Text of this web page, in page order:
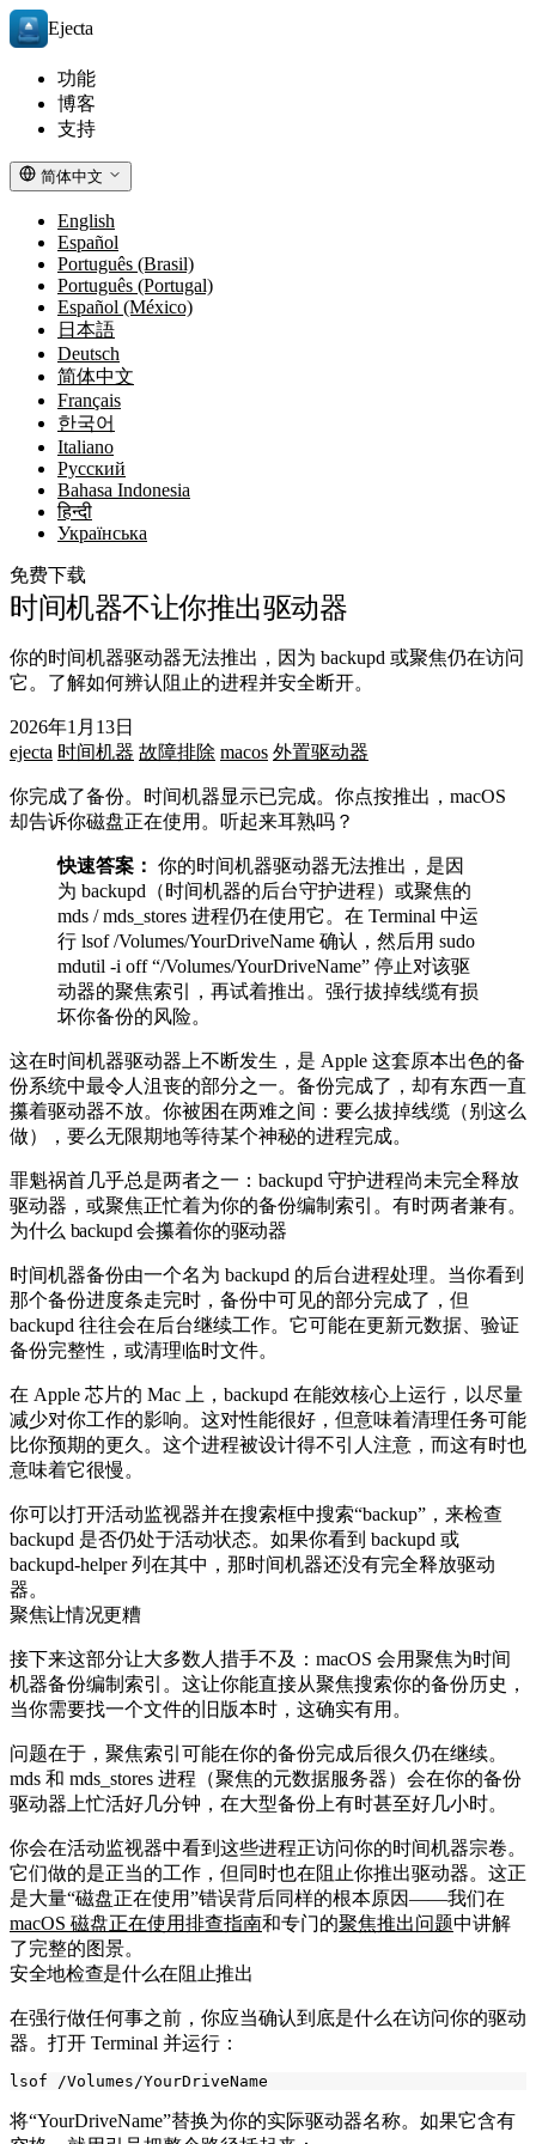
Ejecta
功能
博客
支持
简体中文
English
Español
Português (Brasil)
Português (Portugal)
Español (México)
日本語
Deutsch
简体中文
Français
한국어
Italiano
Русский
Bahasa Indonesia
हिन्दी
Українська
免费下载
时间机器不让你推出驱动器
你的时间机器驱动器无法推出，因为 backupd 或聚焦仍在访问
它。了解如何辨认阻止的进程并安全断开。
2026年1月13日
ejecta 时间机器 故障排除 macos 外置驱动器
你完成了备份。时间机器显示已完成。你点按推出，macOS
却告诉你磁盘正在使用。听起来耳熟吗？
快速答案： 你的时间机器驱动器无法推出，是因
为 backupd （时间机器的后台守护进程）或聚焦的
mds /mds_stores 进程仍在使用它。在 Terminal 中运
行 lsof /Volumes/YourDriveName 确认，然后用 sudo
mdutil -i off “/Volumes/YourDriveName” 停止对该驱
动器的聚焦索引，再试着推出。强行拔掉线缆有损
坏你备份的风险。
这在时间机器驱动器上不断发生，是 Apple 这套原本出色的备
份系统中最令人沮丧的部分之一。备份完成了，却有东西一直
攥着驱动器不放。你被困在两难之间：要么拔掉线缆（别这么
做），要么无限期地等待某个神秘的进程完成。
罪魁祸首几乎总是两者之一： backupd 守护进程尚未完全释放
驱动器，或聚焦正忙着为你的备份编制索引。有时两者兼有。
为什么 backupd 会攥着你的驱动器
时间机器备份由一个名为 backupd 的后台进程处理。当你看到
那个备份进度条走完时，备份中可见的部分完成了，但
backupd 往往会在后台继续工作。它可能在更新元数据、验证
备份完整性，或清理临时文件。
在 Apple 芯片的 Mac 上， backupd 在能效核心上运行，以尽量
减少对你工作的影响。这对性能很好，但意味着清理任务可能
比你预期的更久。这个进程被设计得不引人注意，而这有时也
意味着它很慢。
你可以打开活动监视器并在搜索框中搜索“backup”，来检查
backupd 是否仍处于活动状态。如果你看到 backupd 或
backupd-helper列在其中，那时间机器还没有完全释放驱动
器。
聚焦让情况更糟
接下来这部分让大多数人措手不及：macOS 会用聚焦为时间
机器备份编制索引。这让你能直接从聚焦搜索你的备份历史，
当你需要找一个文件的旧版本时，这确实有用。
问题在于，聚焦索引可能在你的备份完成后很久仍在继续。
mds 和 mds_stores 进程（聚焦的元数据服务器）会在你的备份
驱动器上忙活好几分钟，在大型备份上有时甚至好几小时。
你会在活动监视器中看到这些进程正访问你的时间机器宗卷。
它们做的是正当的工作，但同时也在阻止你推出驱动器。这正
是大量“磁盘正在使用”错误背后同样的根本原因——我们在
macOS 磁盘正在使用排查指南和专门的聚焦推出问题中讲解
了完整的图景。
安全地检查是什么在阻止推出
在强行做任何事之前，你应当确认到底是什么在访问你的驱动
器。打开 Terminal 并运行：
将“YourDriveName”替换为你的实际驱动器名称。如果它含有